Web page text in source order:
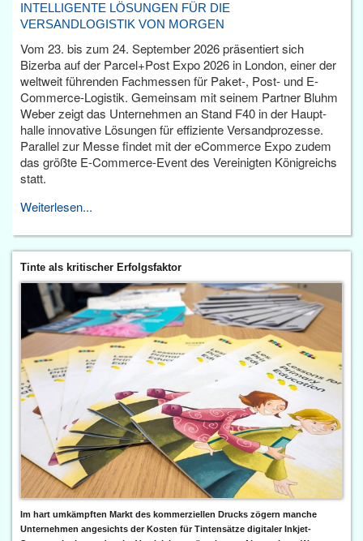
INTELLIGENTE LÖSUNGEN FÜR DIE
VERSANDLOGISTIK VON MORGEN
Vom 23. bis zum 24. September 2026 präsentiert sich
Bizerba auf der Parcel+Post Expo 2026 in London, einer der
weltweit führenden Fachmessen für Paket-, Post- und E-
Commerce-Logistik. Gemeinsam mit seinem Partner Bluhm
Weber zeigt das Unternehmen an Stand F40 in der Haupt­
halle innovative Lösungen für effiziente Versandprozesse.
Parallel zur Messe findet mit der eCommerce Expo zudem
das größte E-Commerce-Event des Vereinigten Königreichs
statt.
Weiterlesen...
Tinte als kritischer Erfolgsfaktor
Im hart umkämpften Markt des kommerziellen Drucks zögern manche
Unternehmen angesichts der Kosten für Tintensätze digitaler Inkjet-